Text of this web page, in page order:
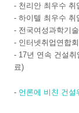
- 천리안 최우수 취
- 하이텔 최우수 취
- 전국여성과학기
- 인터넷취업연합
- 17년 연속 건설
료)
- 언론에 비친 건설